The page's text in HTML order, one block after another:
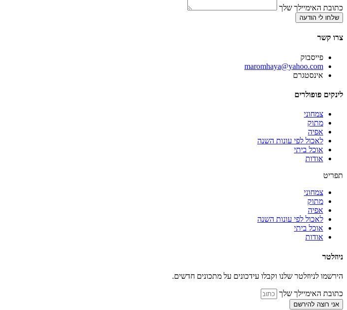
כתובת האימיילך שלך
שלחו לי הודעה
צרו קשר
פייסבוק
‫maromhaya@yahoo.com
אינסטגרם
לינקים פופולרים
צמחוני
מתוק
אפיה
לאכול לפי עונות השנה
אוכל ביתי
אודות
תפריט
צמחוני
מתוק
אפיה
לאכול לפי עונות השנה
אוכל ביתי
אודות
ניוזלטר
הירשמו לניוזלטר שלנו וקבלו עידכונים על מתכונים חדשים.
כתובת האימיילך שלך
אני רוצה להירשם